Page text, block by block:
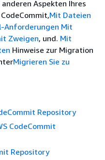
Aspekten Ihres
Mit Dateien
Anforderungen Mit
Zweigen, und. Mit
Hinweise zur Migration
Migrieren Sie zu
Repository
CodeCommit
Repository